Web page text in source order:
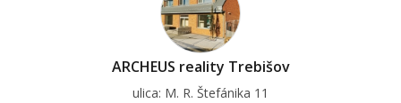
ARCHEUS reality Trebišov
ulica: M. R. Štefánika 11